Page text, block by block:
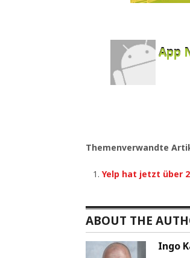
App
Themenverwandte
Yelp hat jetzt über
ABOUT THE
Ingo